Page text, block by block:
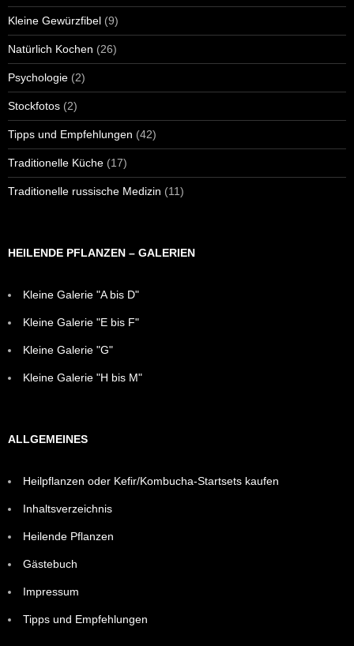
Kleine Gewürzfibel (9)
Natürlich Kochen (26)
Psychologie (2)
Stockfotos (2)
Tipps und Empfehlungen (42)
Traditionelle Küche (17)
Traditionelle russische Medizin (11)
HEILENDE PFLANZEN – GALERIEN
Kleine Galerie "A bis D"
Kleine Galerie "E bis F"
Kleine Galerie "G"
Kleine Galerie "H bis M"
ALLGEMEINES
Heilpflanzen oder Kefir/Kombucha-Startsets kaufen
Inhaltsverzeichnis
Heilende Pflanzen
Gästebuch
Impressum
Tipps und Empfehlungen